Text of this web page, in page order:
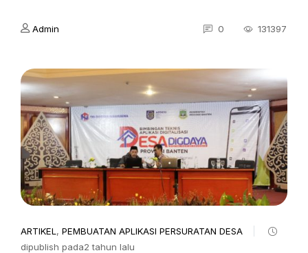
Admin 0 131397
ARTIKEL , PEMBUATAN APLIKASI PERSURATAN DESA
dipublish pada2 tahun lalu